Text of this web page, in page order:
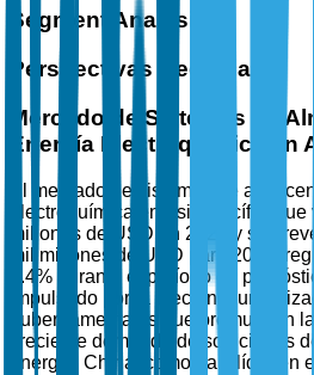
Segment Analysis
Perspectivas Regionales
Mercado de Sistemas de
Energía Electroquímica en
El mercado de sistemas de
electroquímica en Asia-Pacífico fue
millones de USD en 2025 y se
mil millones de USD para 2035,
8.4% durante el período de
impulsado por la creciente
gubernamentales que promueven
creciente demanda de soluciones
energía. China, como país líder en